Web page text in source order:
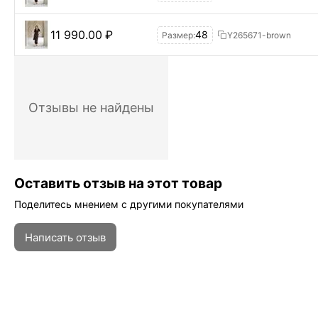
11 990.00 ₽ Y265671-brown
Размер:48
Отзывы не найдены
Оставить отзыв на этот товар
Поделитесь мнением с другими покупателями
Написать отзыв